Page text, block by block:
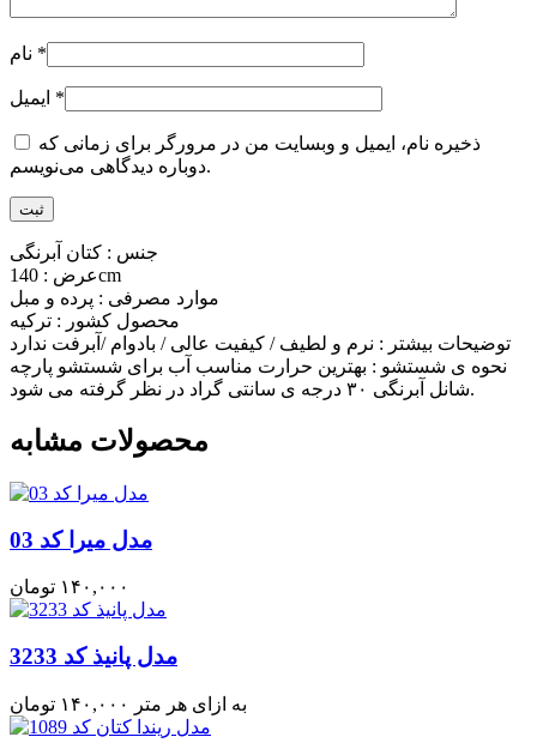
*
*
ذخیره نام، ایمیل و وبسایت من در مرورگر برای زمانی که
دوباره دیدگاهی می‌نویسم.
جنس : کتان آبرنگی
عرض : 140cm
موارد مصرفی : پرده و مبل
محصول کشور : ترکیه
توضیحات بیشتر : نرم و لطیف / کیفیت عالی / بادوام /آبرفت ندارد
نحوه ی شستشو : بهترین حرارت مناسب آب برای شستشو پارچه
شانل آبرنگی ۳۰ درجه ی سانتی گراد در نظر گرفته می شود.
محصولات مشابه
مدل میرا کد 03
۱۴۰,۰۰۰ تومان
مدل پانیذ کد 3233
۱۴۰,۰۰۰ تومان به ازای هر متر